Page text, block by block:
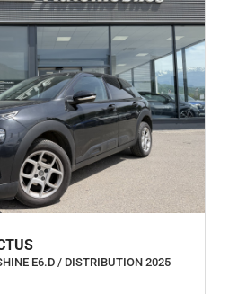
E6.D / DISTRIBUTION 2025